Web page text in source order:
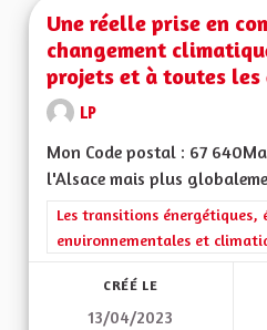
Une réelle prise en
changement
projets et à toutes les
LP
Mon Code postal : 67
l'Alsace mais plus
Filtrer les résultats de la
Les transitions énergétiques,
environnementales et
CRÉÉ LE
13/04/2023